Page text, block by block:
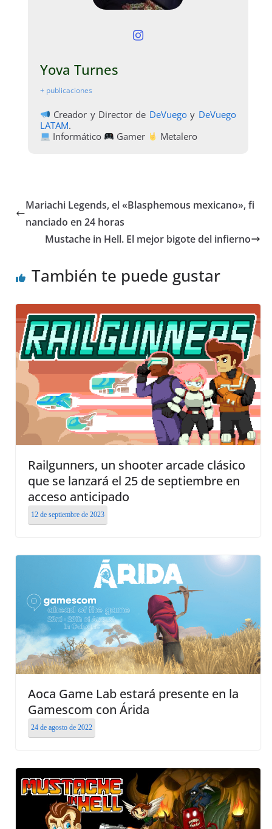
Yova Turnes
+ publicaciones
Creador y Director de DeVuegoy DeVuego
LATAM.
Informático
Gamer Metalero
Mariachi Legends, el «Blasphemous mexicano», fi
nanciado en 24 horas
Mustache in Hell. El mejor bigote del infierno
También te puede gustar
Railgunners, un shooter arcade clásico
que se lanzará el 25 de septiembre en
acceso anticipado
12 de septiembre de 2023
Aoca Game Lab estará presente en la
Gamescom con Árida
24 de agosto de 2022